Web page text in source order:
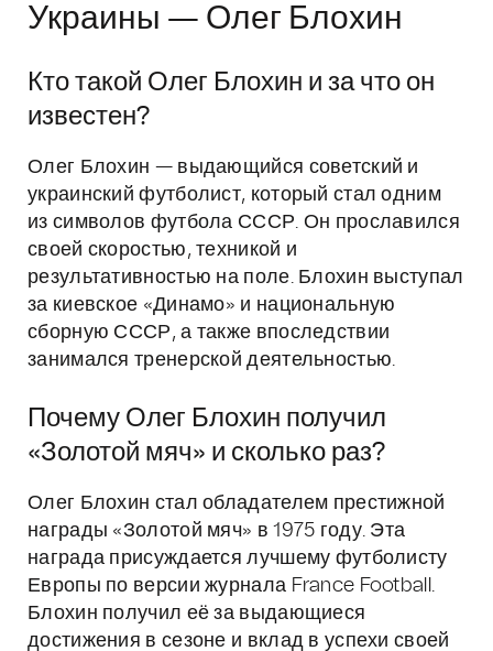
Украины — Олег Блохин
Кто такой Олег Блохин и за что он
известен?
Олег Блохин — выдающийся советский и
украинский футболист, который стал одним
из символов футбола СССР. Он прославился
своей скоростью, техникой и
результативностью на поле. Блохин выступал
за киевское «Динамо» и национальную
сборную СССР, а также впоследствии
занимался тренерской деятельностью.
Почему Олег Блохин получил
«Золотой мяч» и сколько раз?
Олег Блохин стал обладателем престижной
награды «Золотой мяч» в 1975 году. Эта
награда присуждается лучшему футболисту
Европы по версии журнала France Football.
Блохин получил её за выдающиеся
достижения в сезоне и вклад в успехи своей